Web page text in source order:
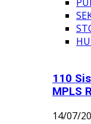
110
MPLS
14/07/